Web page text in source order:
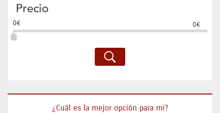
Precio
0€ 0€
¿Cuál es la mejor opción para mi?